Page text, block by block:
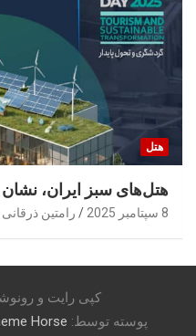
هتل
هتل‌های سبز ایران،
8 سپتامبر 2025 رامتین ذرقانی
کپی رایت و رونوشت:
پوسته توسط: Horse